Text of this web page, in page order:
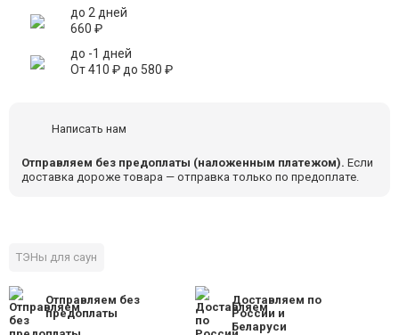
до 2 дней
660 ₽
до -1 дней
От 410 ₽ до 580 ₽
Написать нам
Отправляем без предоплаты (наложенным платежом). Если
доставка дороже товара — отправка только по предоплате.
ТЭНы для саун
Отправляем без
предоплаты
Доставляем по
России и
Беларуси